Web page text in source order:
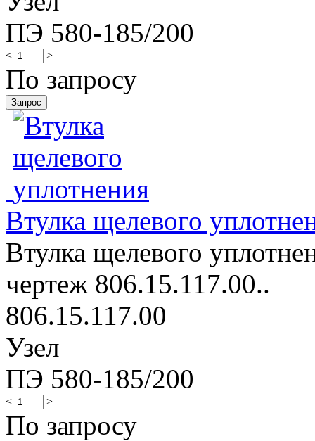
ПЭ 580-185/200
< >
По запросу
Втулка щелевого
Втулка щелевого
чертеж 806.15.117.00..
806.15.117.00
Узел
ПЭ 580-185/200
< >
По запросу